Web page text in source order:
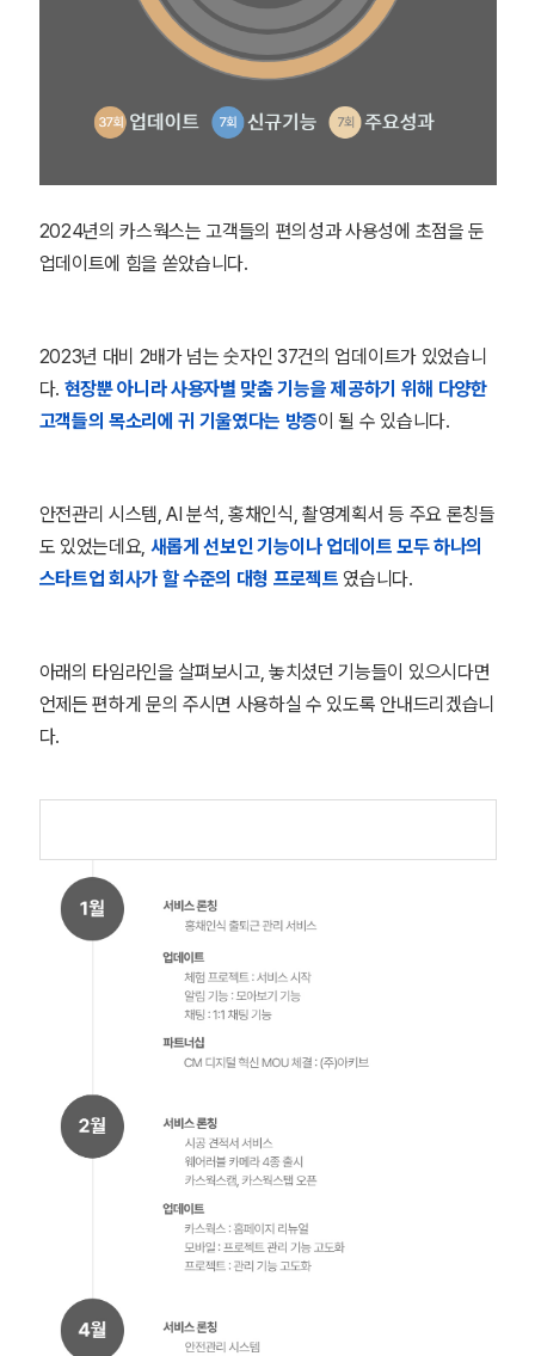
2024년의 카스웍스는 고객들의 편의성과 사용성에 초점을 둔
업데이트에 힘을 쏟았습니다.
2023년 대비 2배가 넘는 숫자인 37건의 업데이트가 있었습니
다. 현장뿐 아니라 사용자별 맞춤 기능을 제공하기 위해 다양한
고객들의 목소리에 귀 기울였다는 방증이 될 수 있습니다.
안전관리 시스템, AI 분석, 홍채인식, 촬영계획서 등 주요 론칭들
도 있었는데요, 새롭게 선보인 기능이나 업데이트 모두 하나의
스타트업 회사가 할 수준의 대형 프로젝트 였습니다.
아래의 타임라인을 살펴보시고, 놓치셨던 기능들이 있으시다면
언제든 편하게 문의 주시면 사용하실 수 있도록 안내드리겠습니
다.